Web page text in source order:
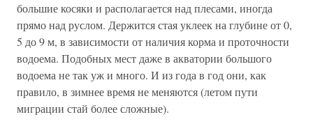
большие косяки и располагается над плесами, иногда
прямо над руслом. Держится стая уклеек на глубине от 0,
5 до 9 м, в зависимости от наличия корма и проточности
водоема. Подобных мест даже в акватории большого
водоема не так уж и много. И из года в год они, как
правило, в зимнее время не меняются (летом пути
миграции стай более сложные).